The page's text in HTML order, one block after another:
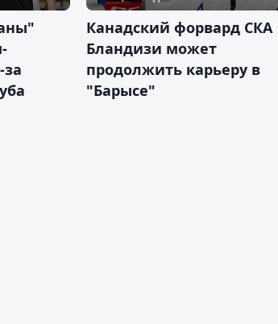
Канадский форвард СКА
Бландизи может
продолжить карьеру в
"Барысе"